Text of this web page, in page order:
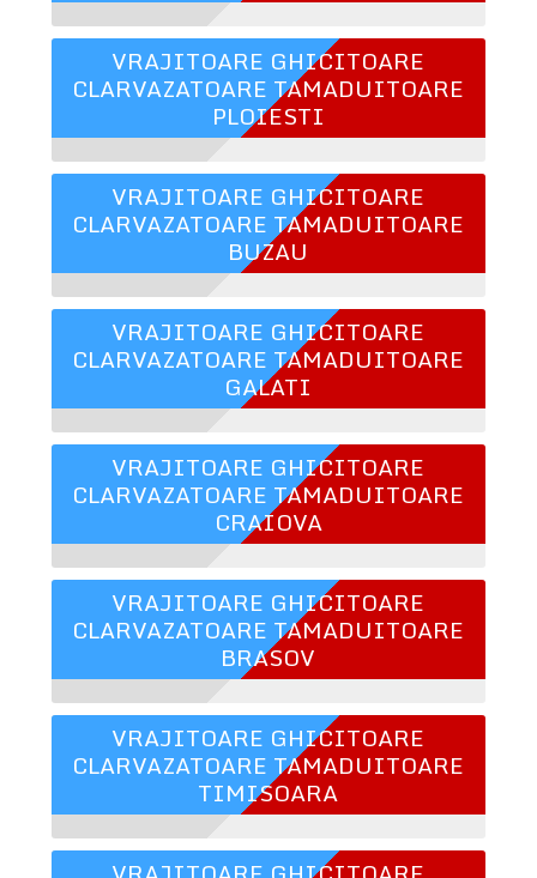
VRAJITOARE GHICITOARE
CLARVAZATOARE TAMADUITOARE
PLOIESTI
VRAJITOARE GHICITOARE
CLARVAZATOARE TAMADUITOARE
BUZAU
VRAJITOARE GHICITOARE
CLARVAZATOARE TAMADUITOARE
GALATI
VRAJITOARE GHICITOARE
CLARVAZATOARE TAMADUITOARE
CRAIOVA
VRAJITOARE GHICITOARE
CLARVAZATOARE TAMADUITOARE
BRASOV
VRAJITOARE GHICITOARE
CLARVAZATOARE TAMADUITOARE
TIMISOARA